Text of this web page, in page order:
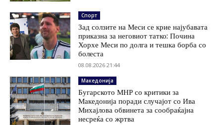
Спорт
Зад солзите на Меси се крие најубавата
приказна за неговиот татко: Почина
Хорхе Меси по долга и тешка борба со
болеста
08.08.2026 21:44
Македонија
Бугарското МНР со критики за
Македонија поради случајот со Ива
Михајлова обвинета за сообраќајна
несреќа со жртва